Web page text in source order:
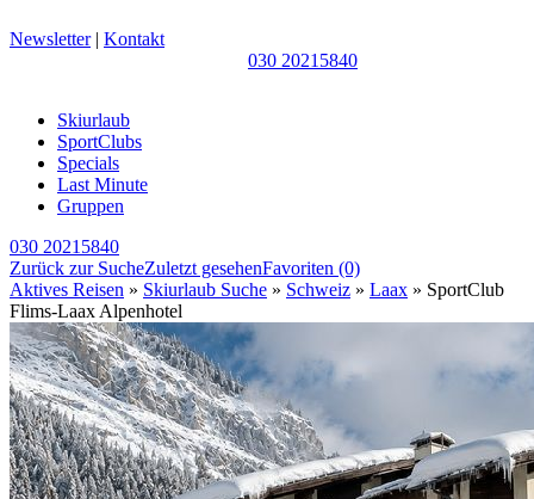
Newsletter| Kontakt
030 20215840
Skiurlaub
SportClubs
Specials
Last Minute
Gruppen
030 20215840
Zurück zur SucheZuletzt gesehenFavoriten (0)
Aktives Reisen » Skiurlaub Suche » Schweiz » Laax » SportClub
Flims-Laax Alpenhotel